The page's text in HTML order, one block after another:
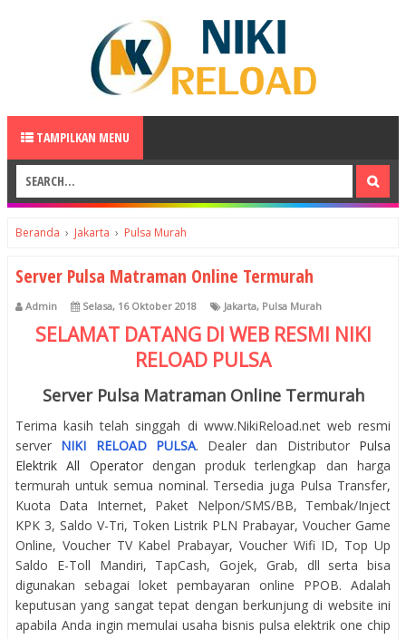
TAMPILKAN MENU
Beranda › Jakarta › Pulsa Murah
Server Pulsa Matraman Online Termurah
Admin Selasa, 16 Oktober 2018 Jakarta, Pulsa Murah
SELAMAT DATANG DI WEB RESMI NIKI
RELOAD PULSA
Server Pulsa Matraman Online Termurah
Terima kasih telah singgah di www.NikiReload.net web resmi
server NIKI RELOAD PULSA. Dealer dan Distributor Pulsa
Elektrik All Operatordengan produk terlengkap dan harga
termurah untuk semua nominal. Tersedia juga Pulsa Transfer,
Kuota Data Internet, Paket Nelpon/SMS/BB, Tembak/Inject
KPK 3, Saldo V-Tri, Token Listrik PLN Prabayar, Voucher Game
Online, Voucher TV Kabel Prabayar, Voucher Wifi ID, Top Up
Saldo E-Toll Mandiri, TapCash, Gojek, Grab, dll serta bisa
digunakan sebagai loket pembayaran online PPOB. Adalah
keputusan yang sangat tepat dengan berkunjung di website ini
apabila Anda ingin memulai usaha bisnis pulsa elektrik one chip